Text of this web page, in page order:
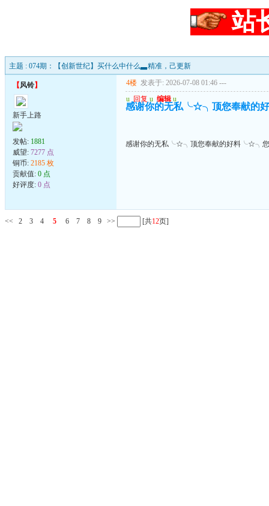
站
主题 : 074期：【创新世纪】买什么中什么▃精准，己更新
【风铃】
新手上路
发帖: 1881
威望: 7277 点
铜币: 2185 枚
贡献值: 0 点
好评度: 0 点
4楼 发表于: 2026-07-08 01:46 ---
u 回复 u 编辑 u
感谢你的无私╰☆╮顶您奉献
感谢你的无私╰☆╮顶您奉献的好料
<< 2 3 4 5 6 7 8 9 >> [共12页]